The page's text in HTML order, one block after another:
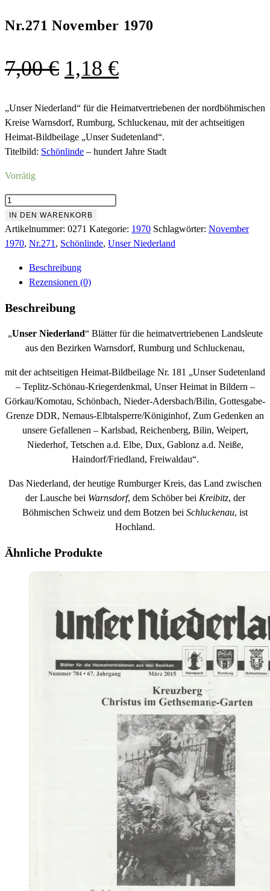
Nr.271 November 1970
7,00€ Ursprünglicher
war:
7,00 €
1,18 €Aktueller
ist:
1,18 €.
„Unser Niederland“ für die Heimatvertriebenen der nordböhmischen
Kreise Warnsdorf, Rumburg, Schluckenau, mit der achtseitigen
Heimat-Bildbeilage „Unser Sudetenland“.
Titelbild: Schönlinde – hundert Jahre Stadt
Vorrätig
Nr.271
November
1970
Menge
IN DEN WARENKORB
Artikelnummer: 0271 Kategorie: 1970 Schlagwörter: November
1970, Nr.271 , Schönlinde, Unser Niederland
Beschreibung
Rezensionen (0)
Beschreibung
„Unser Niederland“ Blätter für die heimatvertriebenen Landsleute
aus den Bezirken Warnsdorf, Rumburg und Schluckenau,
mit der achtseitigen Heimat-Bildbeilage Nr. 181 „Unser Sudetenland
– Teplitz-Schönau-Kriegerdenkmal, Unser Heimat in Bildern –
Görkau/Komotau, Schönbach, Nieder-Adersbach/Bilin, Gottesgabe-
Grenze DDR, Nemaus-Elbtalsperre/Königinhof, Zum Gedenken an
unsere Gefallenen – Karlsbad, Reichenberg, Bilin, Weipert,
Niederhof, Tetschen a.d. Elbe, Dux, Gablonz a.d. Neiße,
Haindorf/Friedland, Freiwaldau“.
Das Niederland, der heutige Rumburger Kreis, das Land zwischen
der Lausche bei Warnsdorf, dem Schöber bei Kreibitz, der
Böhmischen Schweiz und dem Botzen bei Schluckenau, ist
Hochland.
Ähnliche Produkte